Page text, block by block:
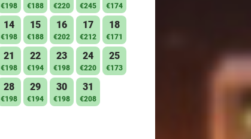
€198 €188 €220 €245 €174
14
€198
15
€188
16
€202
17
€212
18
€171
21
€198
22
€194
23
€198
24
€220
25
€173
28
€198
29
€194
30
€198
31
€208